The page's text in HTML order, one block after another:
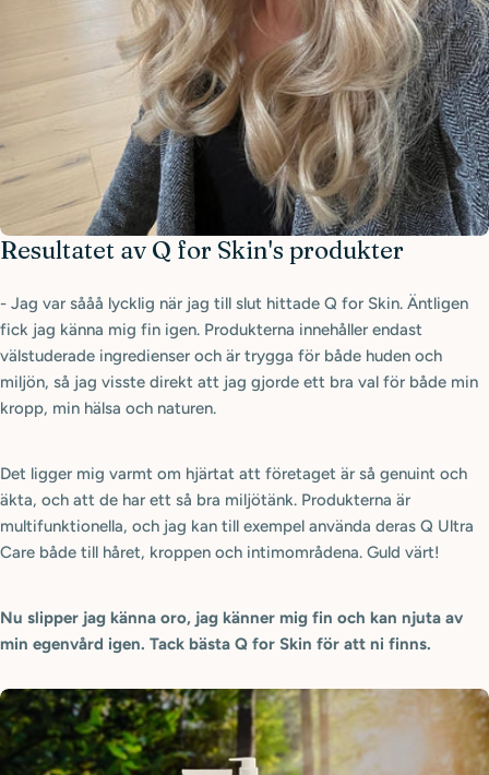
Resultatet av Q for Skin's produkter
- Jag var sååå lycklig när jag till slut hittade Q for Skin. Äntligen
fick jag känna mig fin igen. Produkterna innehåller endast
välstuderade ingredienser och är trygga för både huden och
miljön, så jag visste direkt att jag gjorde ett bra val för både min
kropp, min hälsa och naturen.
Det ligger mig varmt om hjärtat att företaget är så genuint och
äkta, och att de har ett så bra miljötänk. Produkterna är
multifunktionella, och jag kan till exempel använda deras Q Ultra
Care både till håret, kroppen och intimområdena. Guld värt!
Nu slipper jag känna oro, jag känner mig fin och kan njuta av
min egenvård igen. Tack bästa Q for Skin för att ni finns.